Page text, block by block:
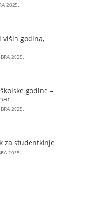
2025.
viših godina,
2025.
godine –
2025.
za studentkinje
2025.